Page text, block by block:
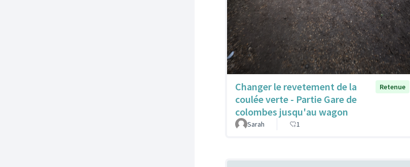
Changer le revetement de la
coulée verte - Partie Gare de
colombes jusqu'au wagon
Retenue
Sarah 1